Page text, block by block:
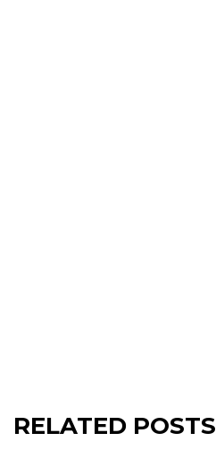
RELATED POSTS